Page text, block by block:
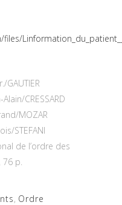
GAUTIER
CRESSARD
MOZAR
STEFANI
de l’ordre des
76 p.
, Ordre